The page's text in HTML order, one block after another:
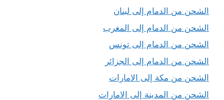
الشحن من الدمام إلى لبنان
الشحن من الدمام إلى المغرب
الشحن من الدمام إلى تونس
الشحن من الدمام إلى الجزائر
الشحن من مكة إلى الامارات
الشحن من المدينة إلى الامارات